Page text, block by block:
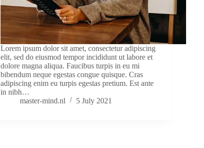
Lorem ipsum dolor sit amet, consectetur adipiscing
elit, sed do eiusmod tempor incididunt ut labore et
dolore magna aliqua. Faucibus turpis in eu mi
bibendum neque egestas congue quisque. Cras
adipiscing enim eu turpis egestas pretium. Est ante
in nibh…
master-mind.nl
5 July 2021